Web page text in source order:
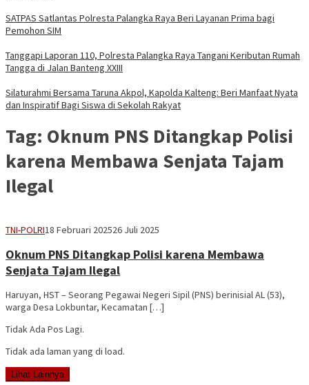
SATPAS Satlantas Polresta Palangka Raya Beri Layanan Prima bagi
Pemohon SIM
Tanggapi Laporan 110, Polresta Palangka Raya Tangani Keributan Rumah
Tangga di Jalan Banteng XXIII
Silaturahmi Bersama Taruna Akpol, Kapolda Kalteng: Beri Manfaat Nyata
dan Inspiratif Bagi Siswa di Sekolah Rakyat
Tag: Oknum PNS Ditangkap Polisi
karena Membawa Senjata Tajam
Ilegal
TNI-POLRIadminbrp
18 Februari 202526 Juli 2025
Oknum PNS Ditangkap Polisi karena Membawa
Senjata Tajam Ilegal
Haruyan, HST – Seorang Pegawai Negeri Sipil (PNS) berinisial AL (53),
warga Desa Lokbuntar, Kecamatan […]
Tidak Ada Pos Lagi.
Tidak ada laman yang di load.
Lihat Lainnya